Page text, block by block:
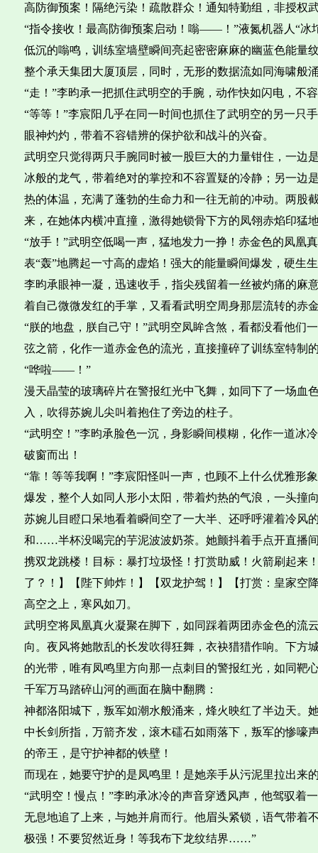
高防御预案！隔绝污染！疏散群众！通知特勤组，非授权
“指令接收！最高防御预案启动！嗡——！”液氮机器人“冰
低沉的嗡鸣，训练室墙壁瞬间亮起密密麻麻的幽蓝色能量
整个承天集团大厦顶层，同时，无形的数据流如同海啸般
“走！”李昀承一把抓住武明空的手腕，动作快如闪电，不
“等等！”李宸阳几乎在同一时间也抓住了武明空的另一只
眼神灼灼，带着不容错辨的保护欲和战斗的兴奋。
武明空只觉得两只手腕同时被一股巨大的力量钳住，一边
冰般的龙气，带着绝对的掌控和不容置疑的冷静；另一边
热的体温，充满了蓬勃的生命力和一往无前的冲动。两股
来，在她体内横冲直撞，激得她锁骨下方的凤翎赤焰印猛
“放手！”武明空低喝一声，猛地发力一挣！赤金色的凤凰
表“轰”地腾起一寸高的虚焰！强大的能量瞬间爆发，硬生
李昀承眼神一凝，迅速收手，指尖残留着一丝被灼痛的麻
着自己微微发红的手掌，又看看武明空周身那层流转的赤
“朕的地盘，朕自己守！”武明空凤眸含煞，看都没看他们
弦之箭，化作一道赤金色的流光，直接撞碎了训练室特制
“哗啦——！”
漫天晶莹的玻璃碎片在警报红光中飞舞，如同下了一场血
入，吹得苏婉儿尖叫着抱住了旁边的柱子。
“武明空！”李昀承脸色一沉，身影瞬间模糊，化作一道冰
破窗而出！
“靠！等等我啊！”李宸阳怪叫一声，也顾不上什么优雅形
爆发，整个人如同人形小太阳，带着灼热的气浪，一头撞
苏婉儿目瞪口呆地看着瞬间空了一大半、还呼呼灌着冷风
和……半杯没喝完的芋泥波波奶茶。她颤抖着手点开直播
携双龙跳楼！目标：暴打垃圾怪！打赏助威！火箭刷起来
了？！】【陛下帅炸！】【双龙护驾！】【打赏：皇家空
高空之上，寒风如刀。
武明空将凤凰真火凝聚在脚下，如同踩着两团赤金色的流
向。夜风将她散乱的长发吹得狂舞，衣袂猎猎作响。下方
的光带，唯有凤鸣里方向那一点刺目的警报红光，如同靶
千军万马踏碎山河的画面在脑中翻腾：
神都洛阳城下，叛军如潮水般涌来，烽火映红了半边天。
中长剑所指，万箭齐发，滚木礌石如雨落下，叛军的惨嚎
的帝王，是守护神都的铁壁！
而现在，她要守护的是凤鸣里！是她亲手从污泥里拉出来
“武明空！慢点！”李昀承冰冷的声音穿透风声，他驾驭着
无息地追了上来，与她并肩而行。他眉头紧锁，语气带着
极强！不要贸然近身！等我布下龙纹结界……”